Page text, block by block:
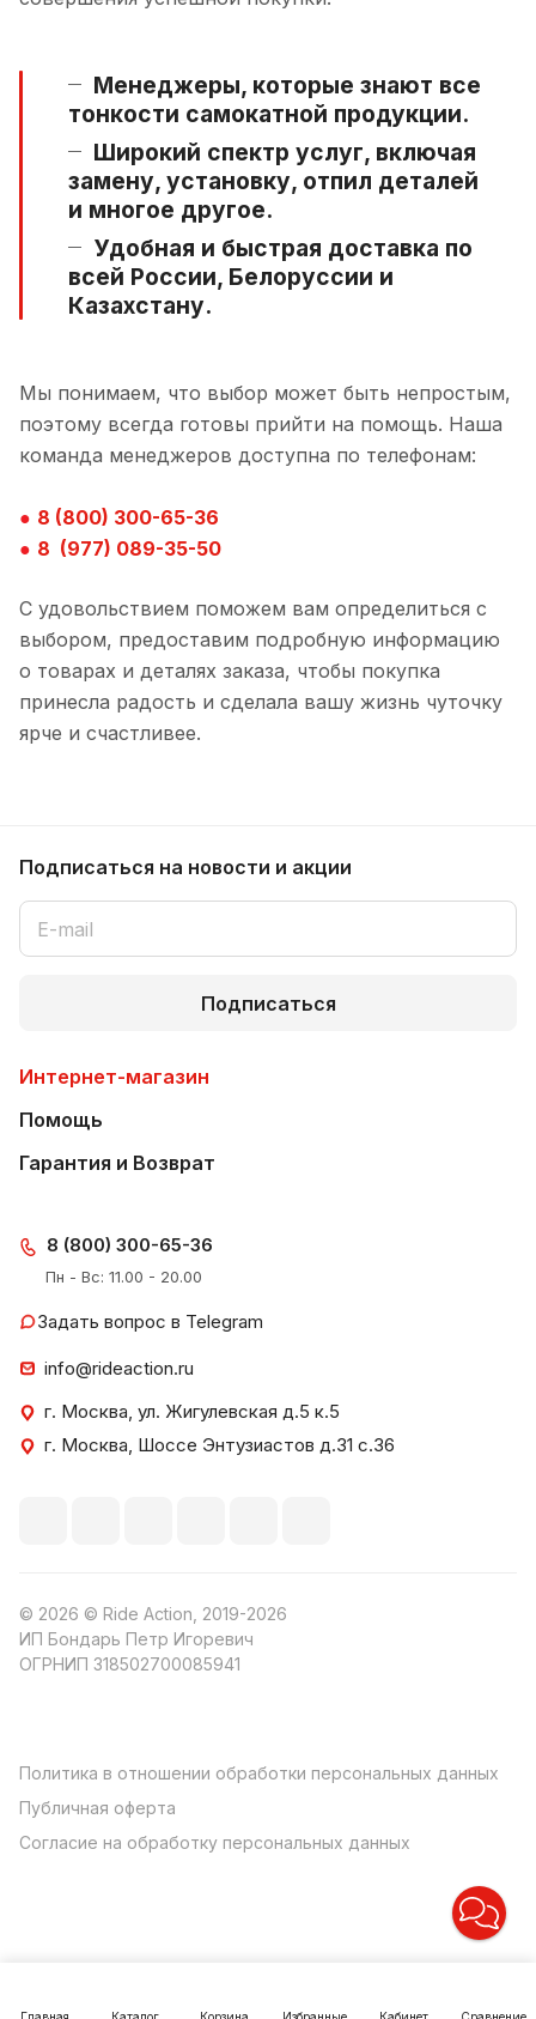
Менеджеры, которые знают все
тонкости самокатной продукции.
Широкий спектр услуг, включая
замену, установку, отпил деталей
и многое другое.
Удобная и быстрая доставка по
всей России, Белоруссии и
Казахстану.
Мы понимаем, что выбор может быть непростым,
поэтому всегда готовы прийти на помощь. Наша
команда менеджеров доступна по телефонам:
● 8 (800) 300-65-36
● 8 (977) 089-35-50
С удовольствием поможем вам определиться с
выбором, предоставим подробную информацию
о товарах и деталях заказа, чтобы покупка
принесла радость и сделала вашу жизнь чуточку
ярче и счастливее.
Подписаться на новости и акции
Подписаться
Интернет-магазин
Помощь
Гарантия и Возврат
8 (800) 300-65-36
Пн - Вс: 11.00 - 20.00
Задать вопрос в Telegram
info@rideaction.ru
г. Москва, ул. Жигулевская д.5 к.5
г. Москва, Шоссе Энтузиастов д.31 с.36
© 2026 © Ride Action, 2019-2026
ИП Бондарь Петр Игоревич
ОГРНИП 318502700085941
Политика в отношении обработки персональных данных
Публичная оферта
Согласие на обработку персональных данных